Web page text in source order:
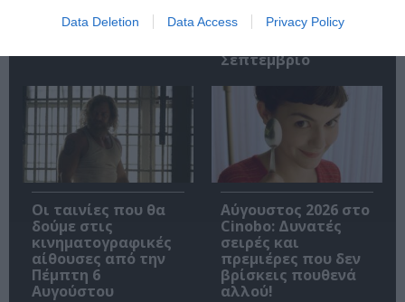
Data Deletion Data Access Privacy Policy
από 1 δισ. δολάρια
για το “Spider-Man:
“Without Blood” της
Αντζελίνα Τζολί θα
Σεπτέμβριο
Οι ταινίες που θα
δούμε στις
κινηματογραφικές
αίθουσες από την
Πέμπτη 6
Αυγούστου
Αύγουστος 2026 στο
Cinobo: Δυνατές
σειρές και
πρεμιέρες που δεν
βρίσκεις πουθενά
αλλού!